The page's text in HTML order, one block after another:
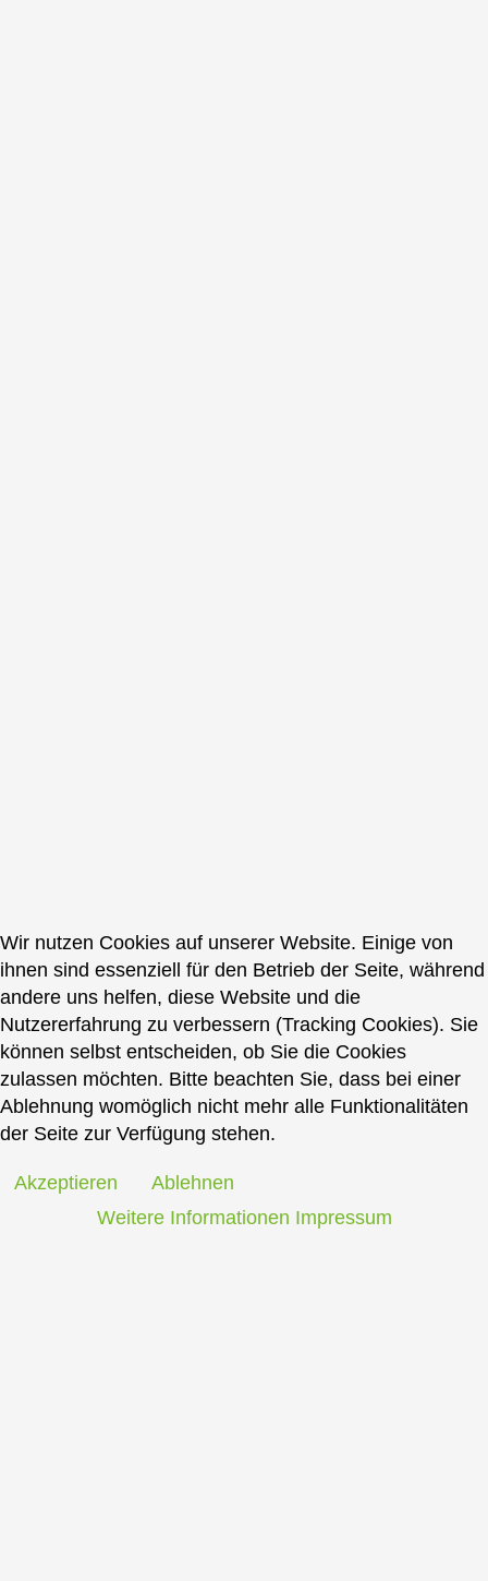
Wir nutzen Cookies auf unserer Website. Einige von
ihnen sind essenziell für den Betrieb der Seite, während
andere uns helfen, diese Website und die
Nutzererfahrung zu verbessern (Tracking Cookies). Sie
können selbst entscheiden, ob Sie die Cookies
zulassen möchten. Bitte beachten Sie, dass bei einer
Ablehnung womöglich nicht mehr alle Funktionalitäten
der Seite zur Verfügung stehen.
Akzeptieren
Ablehnen
Weitere Informationen Impressum